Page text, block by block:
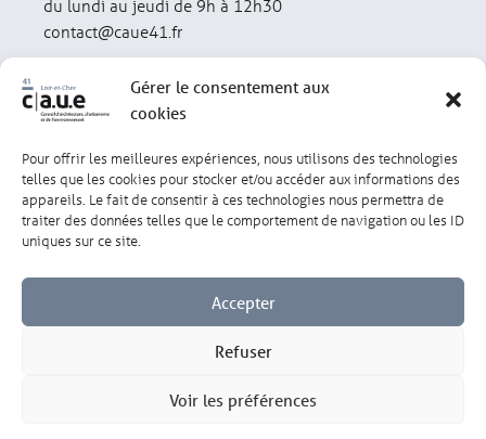
Gérer le consentement aux
cookies
Pour offrir les meilleures expériences, nous utilisons des technologies
telles que les cookies pour stocker et/ou accéder aux informations des
appareils. Le fait de consentir à ces technologies nous permettra de
traiter des données telles que le comportement de navigation ou les ID
uniques sur ce site.
Accepter
Refuser
Voir les préférences
du lundi au jeudi de 9h à 12h30
contact@caue41.fr
Mentions légales Politique de confidentialité
Lexique Réalisation : olivgraphic.com